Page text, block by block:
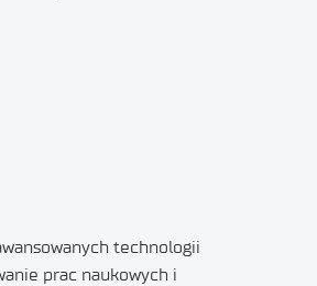
technologii
prac naukowych i